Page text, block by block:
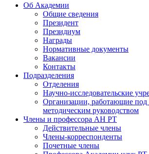
Об Академии
Общие сведения
Президент
Президиум
Награды
Нормативные документы
Вакансии
Контакты
Подразделения
Отделения
Научно-исследовательские
Организации, работающие под
методическим руководством
Члены и профессора АН РТ
Действительные члены
Члены-корреспонденты
Почетные члены